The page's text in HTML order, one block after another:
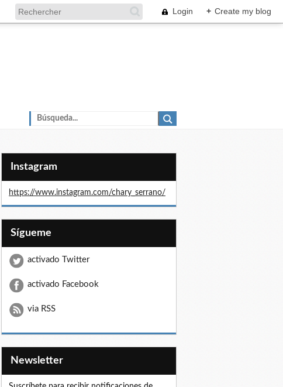
Login + Create my blog
Instagram
https://www.instagram.com/chary_serrano/
Sígueme
activado Twitter
activado Facebook
via RSS
Newsletter